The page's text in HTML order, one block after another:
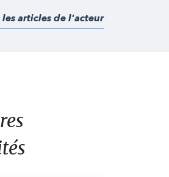
les articles de l'acteur